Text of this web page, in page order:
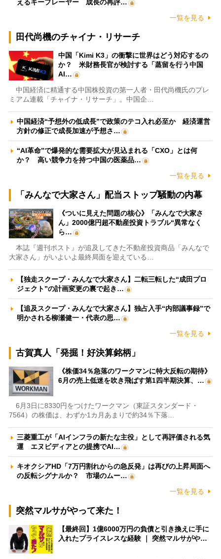
えるキープレーヤー 成長の再評…
一覧を見る
田代尚機のチャイナ・リサーチ
中国「Kimi K3」の衝撃に世界はどう対応するの
か？ 米財務長官が検討する「蒸留を行う中国
AI…
中国経済に精通する中国株投資の第一人者・田代尚機氏のプレ
ミアム連載「チャイナ・リサーチ」。中国企…
中国経済“予想外の低成長”で政策のテコ入れ必至か 経済運営
方針の修正で成長加速が予想さ…
“AI革命”で爆発的な需要拡大が見込まれる「CXO」とは何
か？ 高い競争力を持つ中国の医薬品…
一覧を見る
「みんなで大家さん」配当ストップ騒動の内幕
《ついに見えた問題の核心》「みんなで大家さ
ん」2000億円超不動産投資トラブル“異常なく
ら…
本誌『週刊ポスト』が追及してきた不動産投資商品「みんなで
大家さん」がいよいよ最終局面を迎えている…
【独走スクープ・みんなで大家さん】二転三転した“成田プロ
ジェクト”の計画変更の裏で起き…
【追及スクープ・みんなで大家さん】独占入手“内部議事録”で
明かされる柳瀬健一・代表の思…
一覧を見る
古賀真人「発掘！好決算銘柄」
《株価34％急落のワークマンに特大反転の期待》
6月の売上低迷を吹き飛ばす第1四半期決算、…
6月3日に8330円をつけたワークマン（東証スタンダード・
7564）の株価は、わずか1カ月あまりで約34％下落…
三菱重工が「AIインフラの新たな主役」として再評価される気
運 エヌビディアとの提携でAI…
キオクシアHD「7万円割れからの急反発」は再びの上昇局面へ
の反転シグナルか？ 市場のムー…
一覧を見る
突然マルサがやって来た！
【最終回】1億6000万円の負債と引き換えに手に
入れたプライスレスな経験 ｜ 突然マルサがや…